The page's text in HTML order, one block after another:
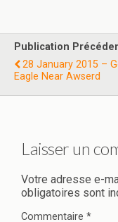
Publication
28 January 2015 –
Eagle Near Awserd
Laisser un
Votre adresse e-
obligatoires sont
Commentaire *